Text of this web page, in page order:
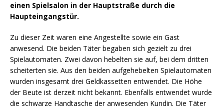
einen Spielsalon in der Hauptstraße durch die
Haupteingangstür.
Zu dieser Zeit waren eine Angestellte sowie ein Gast
anwesend. Die beiden Täter begaben sich gezielt zu drei
Spielautomaten. Zwei davon hebelten sie auf, bei dem dritten
scheiterten sie. Aus den beiden aufgehebelten Spielautomaten
wurden insgesamt drei Geldkassetten entwendet. Die Höhe
der Beute ist derzeit nicht bekannt. Ebenfalls entwendet wurde
die schwarze Handtasche der anwesenden Kundin. Die Täter